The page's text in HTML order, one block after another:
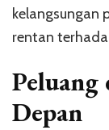
kelangsungan
rentan
Peluang
Depan